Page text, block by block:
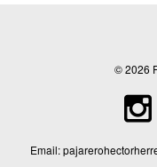
© 2026
Email: